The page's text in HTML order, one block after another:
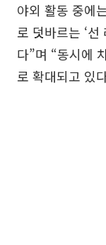
야외 활동 중에
로 덧바르는 ‘선
다”며 “동시에
로 확대되고 있